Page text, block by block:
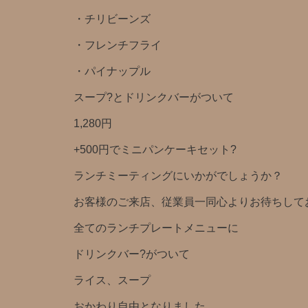
・チリビーンズ
・フレンチフライ
・パイナップル
スープ?とドリンクバー️がついて
1,280円️
+500円でミニパンケーキセット?
ランチミーティングにいかがでしょうか？
お客様のご来店、従業員一同心よりお待ちして
全てのランチプレートメニューに
ドリンクバー?がついて
ライス、スープ